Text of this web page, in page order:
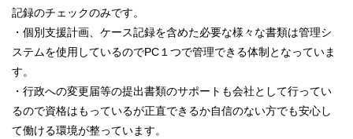
記録のチェックのみです。
・個別支援計画、ケース記録を含めた必要な様々な書類は管理シ
ステムを使用しているのでPC１つで管理できる体制となっていま
す。
・行政への変更届等の提出書類のサポートも会社として行ってい
るので資格はもっているが正直できるか自信のない方でも安心し
て働ける環境が整っています。